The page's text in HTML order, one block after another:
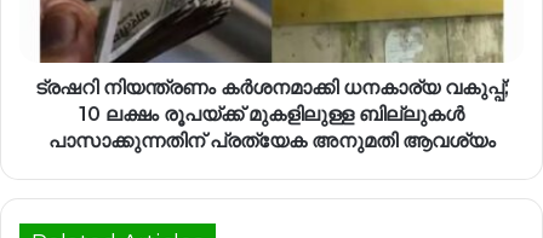
ട്രഷറി നിയന്ത്രണം കർശനമാക്കി ധനകാര്യ വകുപ്പ്;
10 ലക്ഷം രൂപയ്ക്ക് മുകളിലുള്ള ബില്ലുകൾ
പാസാക്കുന്നതിന് പ്രത്യേക അനുമതി ആവശ്യം